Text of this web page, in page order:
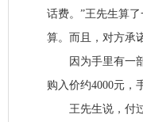
话费。”王先生算
算。而且，对方承
因为手里有一部
购入价约4000元，
王先生说，付过